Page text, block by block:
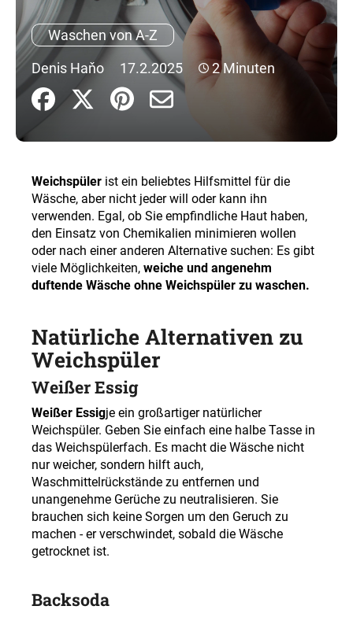
Waschen von A-Z
Denis Haňo
17.2.2025 2 Minuten
Weichspüler ist ein beliebtes Hilfsmittel für die
Wäsche, aber nicht jeder will oder kann ihn
verwenden. Egal, ob Sie empfindliche Haut haben,
den Einsatz von Chemikalien minimieren wollen
oder nach einer anderen Alternative suchen: Es gibt
viele Möglichkeiten, weiche und angenehm
duftende Wäsche ohne Weichspüler zu waschen.
Natürliche Alternativen zu
Weichspüler
Weißer Essig
Weißer Essigje ein großartiger natürlicher
Weichspüler. Geben Sie einfach eine halbe Tasse in
das Weichspülerfach. Es macht die Wäsche nicht
nur weicher, sondern hilft auch,
Waschmittelrückstände zu entfernen und
unangenehme Gerüche zu neutralisieren. Sie
brauchen sich keine Sorgen um den Geruch zu
machen - er verschwindet, sobald die Wäsche
getrocknet ist.
Backsoda
i